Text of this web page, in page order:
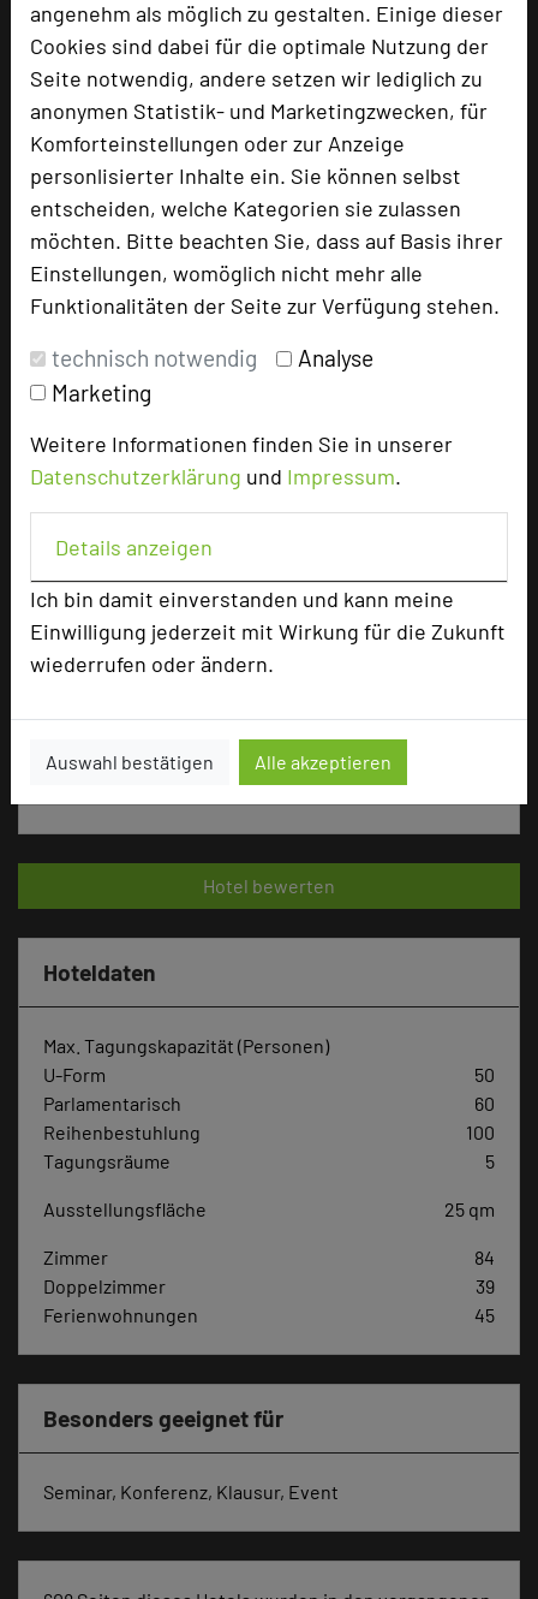
angenehm als möglich zu gestalten. Einige dieser
Cookies sind dabei für die optimale Nutzung der
Seite notwendig, andere setzen wir lediglich zu
anonymen Statistik- und Marketingzwecken, für
Komforteinstellungen oder zur Anzeige
personlisierter Inhalte ein. Sie können selbst
entscheiden, welche Kategorien sie zulassen
möchten. Bitte beachten Sie, dass auf Basis ihrer
Einstellungen, womöglich nicht mehr alle
Funktionalitäten der Seite zur Verfügung stehen.
technisch notwendig
Analyse
Marketing
Weitere Informationen finden Sie in unserer
Datenschutzerklärung und Impressum.
Details anzeigen
Ich bin damit einverstanden und kann meine
Einwilligung jederzeit mit Wirkung für die Zukunft
wiederrufen oder ändern.
Auswahl bestätigen Alle akzeptieren
Elbstrand Resort Krautsand
Elbstraße 1
21706 Drochtersen-Krautsand
phone +49 4143 9120600
mail Email
language Homepage
zur Tagungsanfrage hinzufügen
Tagungsplaner
Hotel bewerten
Hoteldaten
Max. Tagungskapazität (Personen)
U-Form
50
Parlamentarisch
60
Reihenbestuhlung
100
Tagungsräume
5
Ausstellungsfläche 25 qm
Zimmer
84
Doppelzimmer
39
Ferienwohnungen
45
Besonders geeignet für
Seminar, Konferenz, Klausur, Event